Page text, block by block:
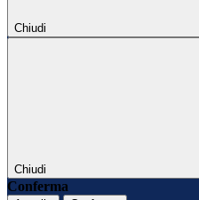
Chiudi
Chiudi
Conferma